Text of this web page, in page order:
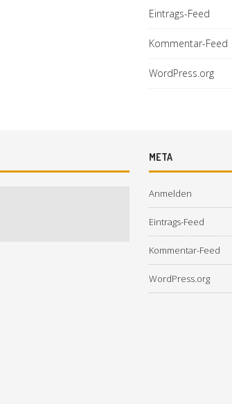
Eintrags-Feed
Kommentar-Feed
WordPress.org
META
Anmelden
Eintrags-Feed
Kommentar-Feed
WordPress.org